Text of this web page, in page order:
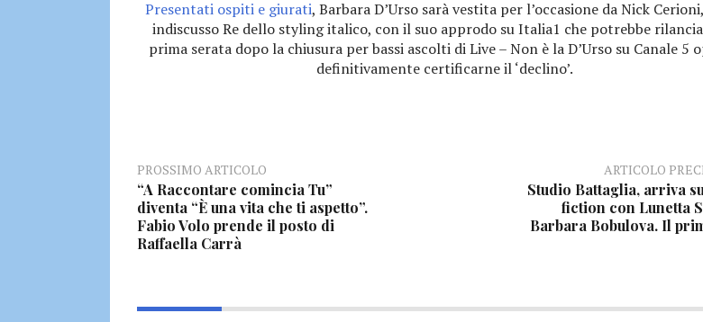
Presentati ospiti e giurati, Barbara D’Urso sarà vestita per l’occasione da Nick
indiscusso Re dello styling italico, con il suo approdo su Italia1 che potrebbe
prima serata dopo la chiusura per bassi ascolti di Live – Non è la D’Urso su Canale 5
definitivamente certificarne il ‘declino’.
PROSSIMO ARTICOLO
“A Raccontare comincia Tu”
diventa “È una vita che ti aspetto”.
Fabio Volo prende il posto di
Raffaella Carrà
ARTICOLO
Studio Battaglia, arriva
fiction con Lunetta
Barbara Bobulova. Il